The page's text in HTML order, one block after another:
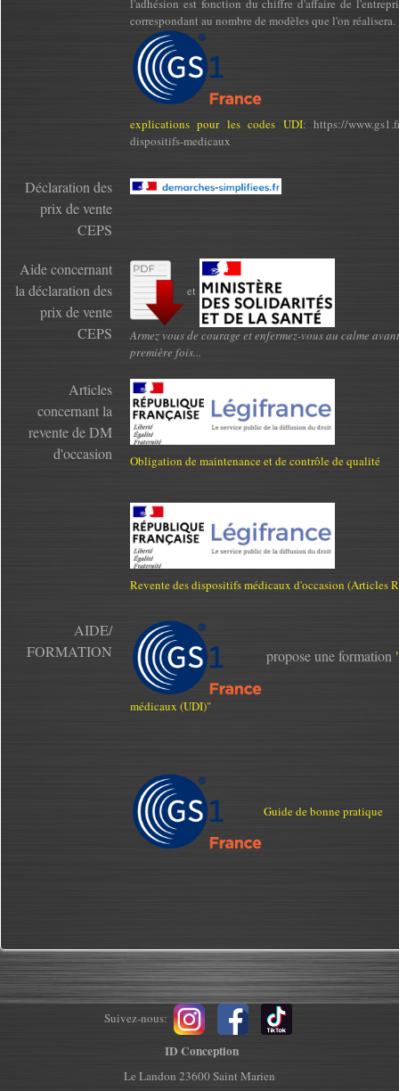
l'adhésion est fonction du chiffre d'affaire de
correspondant au nombre de modèles que l'on réalisera.
explications pour les codes UDI: https://
dispositifs-medicaux
Déclaration des
prix de vente
CEPS
Aide concernant
la déclaration des
prix de vente
CEPS
et
Armez vous de courage et enfermez-vous au calme
première fois...
Articles
concernant la
revente de DM
d'occasion
Obligation de maintenance et de contrôle de qualité
Revente des dispositifs médicaux d'occasion (Articles
AIDE/
FORMATION
propose une formation
médicaux (UDI)"
Guide de bonne pratique
Suivez-nous:
ID Conception
Le Landon 23600 Saint Marien